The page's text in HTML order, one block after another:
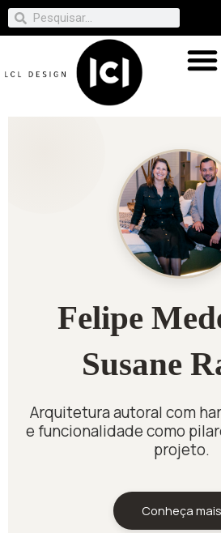
Felipe
Susane
Arquitetura autoral com
e funcionalidade como
projeto.
Conheça mais